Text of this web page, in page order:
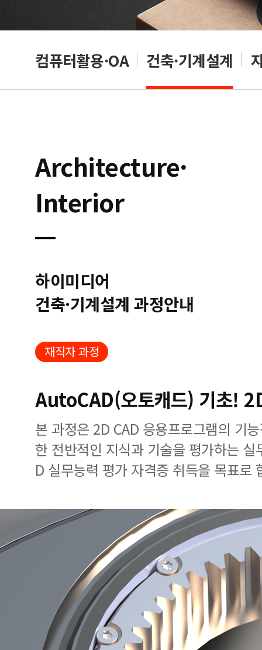
컴퓨터활용·OA 건축·기계설계
Architecture·
Interior
하이미디어
건축·기계설계 과정안내
재직자 과정
AutoCAD(오토캐드) 기초!
본 과정은 2D CAD 응용프로그램의 기
한 전반적인 지식과 기술을 평가하는 실
D 실무능력 평가 자격증 취득을 목표로